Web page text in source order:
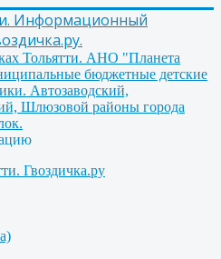
Информационный
Тольятти. АНО "Планета
бюджетные детские
Автозаводский,
Шлюзовой районы города
Гвоздичка.ру